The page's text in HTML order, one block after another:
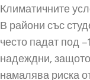
Климатичните
В райони със
често падат под
надеждни,
намалява риска